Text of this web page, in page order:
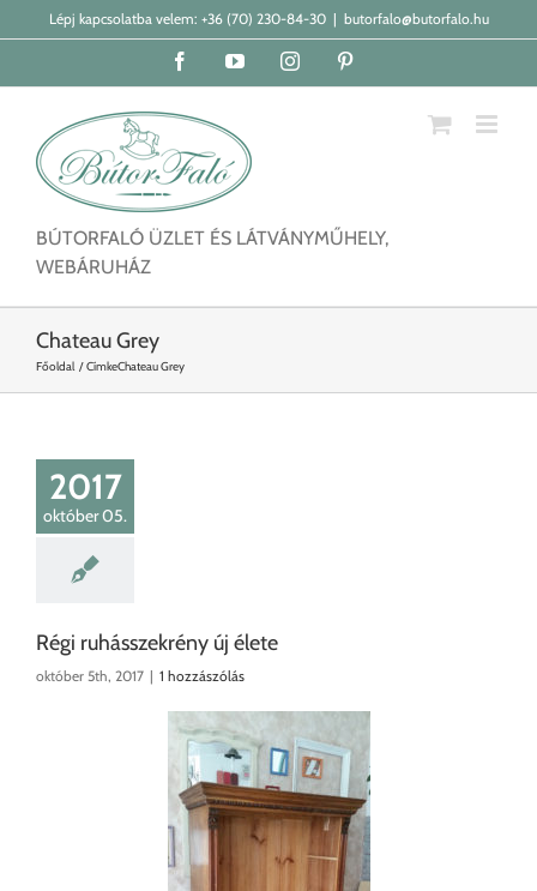
KihagyásLépj kapcsolatba velem: +36 (70) 230-84-30 | butorfalo@butorfalo.hu
FacebookYouTubeInstagram
BÚTORFALÓ ÜZLET ÉS LÁTVÁNYMŰHELY,
WEBÁRUHÁZ
Chateau Grey
Főoldal CímkeChateau Grey
2017
október 05.
Régi ruhásszekrény új élete
október 5th, 2017 | 1 hozzászólás